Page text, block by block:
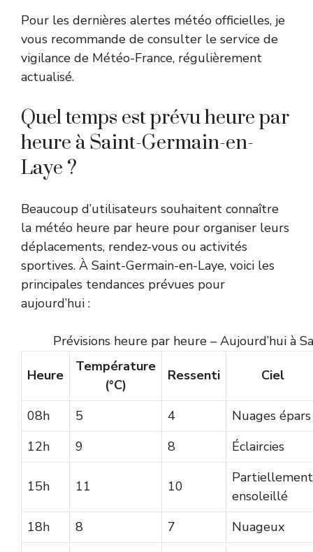
Pour les dernières alertes météo officielles, je
vous recommande de consulter le service de
vigilance de Météo-France, régulièrement
actualisé.
Quel temps est prévu heure par
heure à Saint-Germain-en-
Laye ?
Beaucoup d’utilisateurs souhaitent connaître
la météo heure par heure pour organiser leurs
déplacements, rendez-vous ou activités
sportives. À Saint-Germain-en-Laye, voici les
principales tendances prévues pour
aujourd’hui :
Prévisions heure par heure – Aujourd’hui à
Heure
Température
(°C)
Ressenti Ciel
08h 5 4
Nuages épars
12h
9 8 Éclaircies
15h 11 10
Partiellement
ensoleillé
18h
8 7
Nuageux